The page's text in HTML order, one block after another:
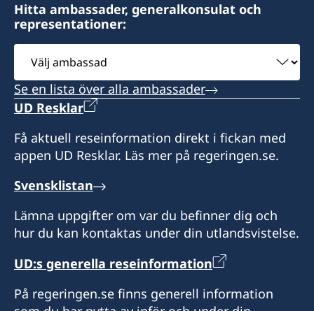
Hitta ambassader, generalkonsulat och
representationer:
Välj
ambassad
Se en lista över alla ambassader
UD Resklar
Få aktuell reseinformation direkt i fickan med
appen UD Resklar. Läs mer på regeringen.se.
Svensklistan
Lämna uppgifter om var du befinner dig och
hur du kan kontaktas under din utlandsvistelse.
UD:s generella reseinformation
På regeringen.se finns generell information